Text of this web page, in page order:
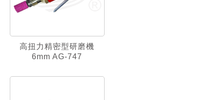
高扭力精密型研磨機
6mm AG-747